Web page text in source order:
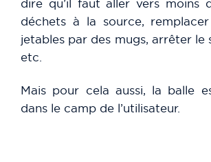
dire qu’il faut aller vers moins
déchets à la source,
jetables par des mugs, arrêter le
etc.
Mais pour cela aussi, la balle
dans le camp de l’utilisateur.